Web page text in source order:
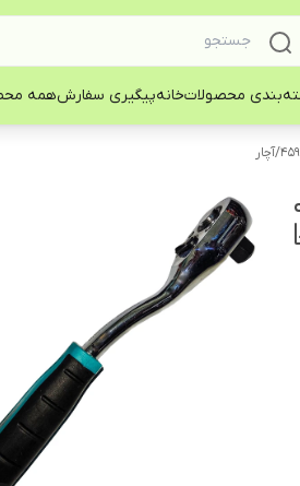
محصولاتخانهپیگیری سفارشهمه
/آچار